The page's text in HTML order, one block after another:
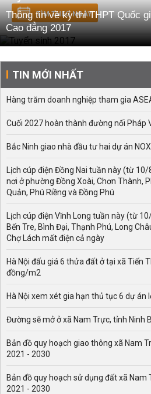
TÌM THEO NGÀY
Thông tin về kỳ thi THPT Quốc
Cao đẳng 2017
TIN MỚI NHẤT
Hàng trăm doanh nghiệp tham gia
Cuối 2027 hoàn thành đường nối Pháp
Bắc Ninh giao nhà đầu tư hai dự án
Lịch cúp điện Đồng Nai tuần này (từ
nơi ở phường Đồng Xoài, Chơn Thành,
Quản, Phú Riềng và Đồng Phú
Lịch cúp điện Vĩnh Long tuần này (từ
Bến Tre, Bình Đại, Thạnh Phú, Long
Chợ Lách mất điện cả ngày
Hà Nội đấu giá 6 thửa đất ở tại xã Tiến
đồng/m2
Hà Nội xem xét gia hạn thủ tục 6 dự án
Đường sẽ mở ở xã Nam Trực, tỉnh Ninh
Bản đồ quy hoạch giao thông xã Nam
2021 - 2030
Bản đồ quy hoạch sử dụng đất xã Nam
2021 - 2030